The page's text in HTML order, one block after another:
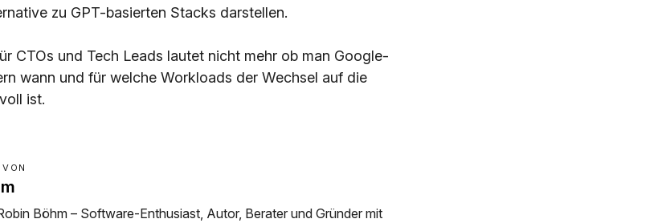
zu GPT-basierten Stacks darstellen.
CTOs und Tech Leads lautet nicht mehr ob man Google-
wann und für welche Workloads der Wechsel auf die
ist.
Böhm – Software-Enthusiast, Autor, Berater und Gründer mit